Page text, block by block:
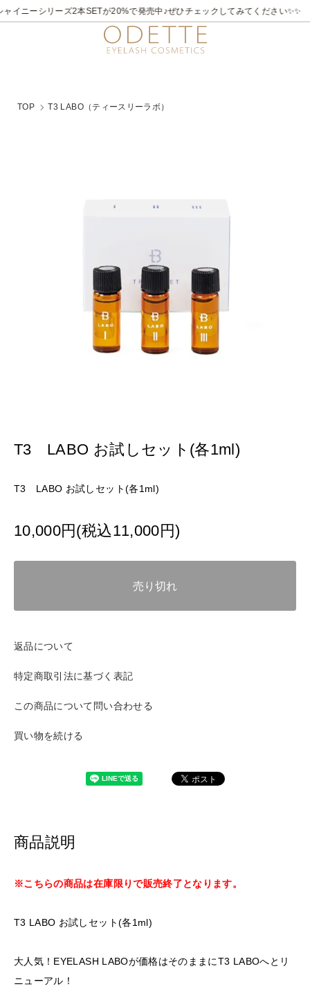
イニーシリーズ2本SETが20%で発売中♪ぜひチェックしてみてください✨✨
TOP T3 LABO（ティースリーラボ）
T3 LABO お試しセット(各1ml)
T3 LABO お試しセット(各1ml)
10,000円(税込11,000円)
売り切れ
返品について
特定商取引法に基づく表記
この商品について問い合わせる
買い物を続ける
商品説明
※こちらの商品は在庫限りで販売終了となります。
T3 LABO お試しセット(各1ml)
大人気！EYELASH LABOが価格はそのままにT3 LABOへとリ
ニューアル！